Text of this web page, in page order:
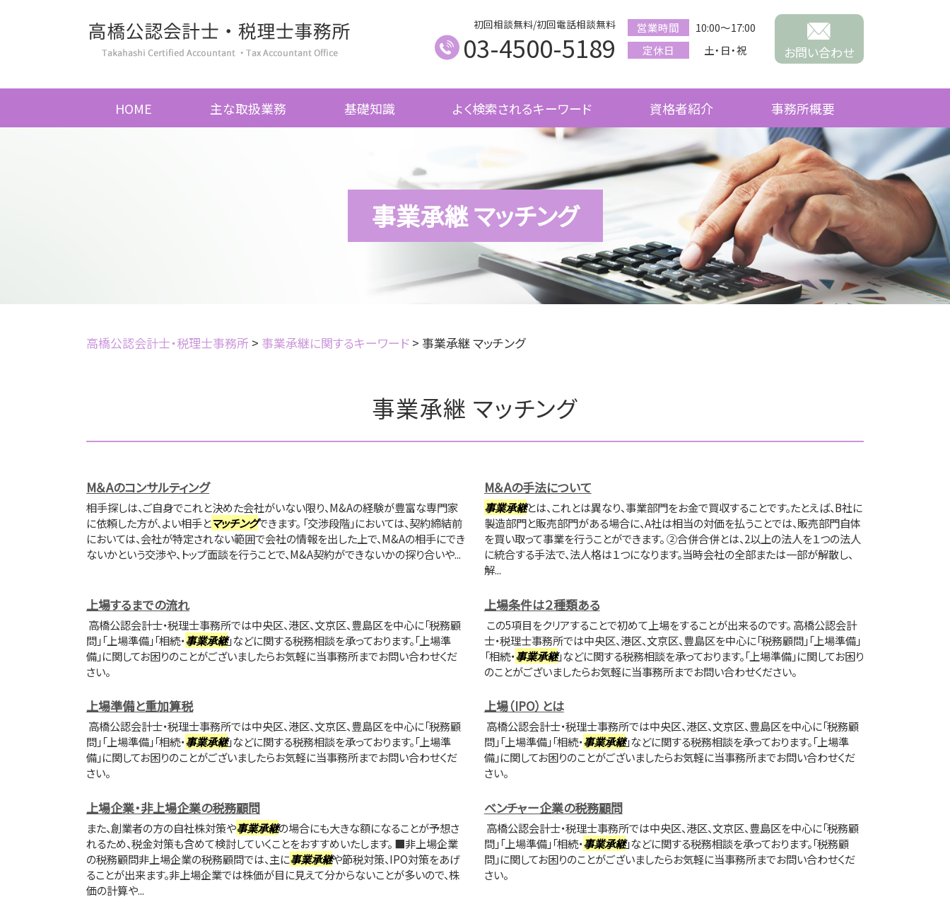
事業承継 マッチング
初回相談無料/初回電話相談無料
03-4500-5189
営業時間
10:00～17:00
定休日
土・日・祝 お問い合わせ
HOME 主な取扱業務 基礎知識 よく検索されるキーワード 資格者紹介 事務所概要
高橋公認会計士・税理士事務所 > 事業承継に関するキーワード > 事業承継 マッチング
事業承継 マッチング
M＆Aのコンサルティング
相手探しは、ご自身でこれと決めた会社がいない限り、M&Aの経験が豊富な専門家
に依頼した方が、よい相手とマッチングできます。 「交渉段階」においては、契約締結前
においては、会社が特定されない範囲で会社の情報を出した上で、M&Aの相手にでき
ないかという交渉や、トップ面談を行うことで、M&A契約ができないかの探り合いや...
M＆Aの手法について
事業承継とは、これとは異なり、事業部門をお金で買収することです。たとえば、B社に
製造部門と販売部門がある場合に、A社は相当の対価を払うことでは、販売部門自体
を買い取って事業を行うことができます。 ②合併合併とは、2以上の法人を１つの法人
に統合する手法で、法人格は１つになります。当時会社の全部または一部が解散し、
解...
上場するまでの流れ
高橋公認会計士・税理士事務所では中央区、港区、文京区、豊島区を中心に「税務顧
問」「上場準備」「相続・事業承継」などに関する税務相談を承っております。「上場準
備」に関してお困りのことがございましたらお気軽に当事務所までお問い合わせくだ
さい。
上場条件は２種類ある
この5項目をクリアすることで初めて上場をすることが出来るのです。 高橋公認会計
士・税理士事務所では中央区、港区、文京区、豊島区を中心に「税務顧問」「上場準備」
「相続・事業承継」などに関する税務相談を承っております。「上場準備」に関してお困り
のことがございましたらお気軽に当事務所までお問い合わせください。
上場準備と重加算税
高橋公認会計士・税理士事務所では中央区、港区、文京区、豊島区を中心に「税務顧
問」「上場準備」「相続・事業承継」などに関する税務相談を承っております。「上場準
備」に関してお困りのことがございましたらお気軽に当事務所までお問い合わせくだ
さい。
上場（IPO）とは
高橋公認会計士・税理士事務所では中央区、港区、文京区、豊島区を中心に「税務顧
問」「上場準備」「相続・事業承継」などに関する税務相談を承っております。「上場準
備」に関してお困りのことがございましたらお気軽に当事務所までお問い合わせくだ
さい。
上場企業・非上場企業の税務顧問
また、創業者の方の自社株対策や事業承継の場合にも大きな額になることが予想さ
れるため、税金対策も含めて検討していくことをおすすめいたします。 ■非上場企業
の税務顧問非上場企業の税務顧問では、主に事業承継や節税対策、IPO対策をあげ
ることが出来ます。非上場企業では株価が目に見えて分からないことが多いので、株
価の計算や...
ベンチャー企業の税務顧問
高橋公認会計士・税理士事務所では中央区、港区、文京区、豊島区を中心に「税務顧
問」「上場準備」「相続・事業承継」などに関する税務相談を承っております。「税務顧
問」に関してお困りのことがございましたらお気軽に当事務所までお問い合わせくだ
さい。